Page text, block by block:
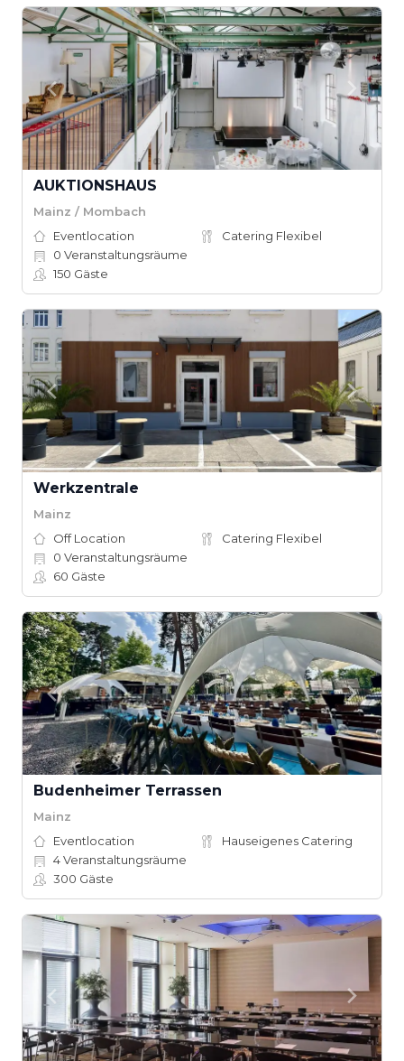
AUKTIONSHAUS
Mainz / Mombach
Eventlocation
Catering Flexibel
0 Veranstaltungsräume
150 Gäste
Werkzentrale
Mainz
Off Location
Catering Flexibel
0 Veranstaltungsräume
60 Gäste
Budenheimer Terrassen
Mainz
Eventlocation
Hauseigenes Catering
4Veranstaltungsräume
300 Gäste